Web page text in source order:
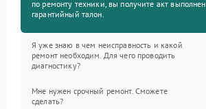
по ремонту техники, вы получите акт
гарантийный талон.
Я уже знаю в чем неисправность и какой
ремонт необходим. Для чего проводить
диагностику?
Мне нужен срочный ремонт. Сможете
сделать?